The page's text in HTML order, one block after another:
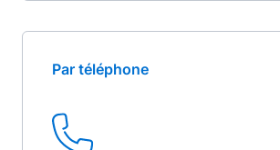
Par téléphone